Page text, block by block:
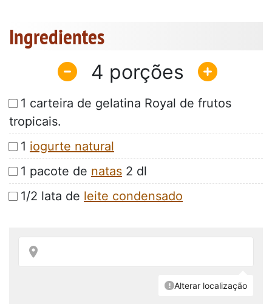
Ingredientes
4
1 carteira de gelatina Royal de frutos
tropicais.
1 iogurte natural
1 pacote de natas 2 dl
1/2 lata de leite condensado